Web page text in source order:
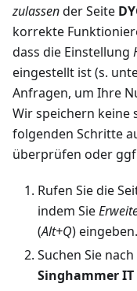
zulassender Seite
korrekte
dass die Einstellung
eingestellt ist (s.
Anfragen, um Ihre
Wir speichern keine
folgenden Schritte
überprüfen oder
Rufen Sie die
indem Sie
(Alt+Q) eingeben.
Suchen Sie nach
Singhammer